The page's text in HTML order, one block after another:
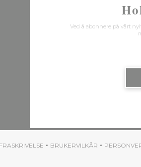
Ved å abonnere på vårt
VINDU))
((ÅPNER I ET NYTT VINDU))
BRUKERVILKÅR
((ÅPNER I ET NYTT